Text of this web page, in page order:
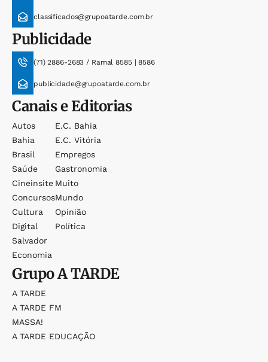
classificados@grupoatarde.com.br
Publicidade
(71) 2886-2683 / Ramal 8585 | 8586
publicidade@grupoatarde.com.br
Canais e Editorias
Autos
Bahia
Brasil
Saúde
Cineinsite
Concursos
Cultura
Digital
Salvador
Economia
E.c. Bahia
E.c. Vitória
Empregos
Gastronomia
Muito
Mundo
Opinião
Política
GrupoA TARDE
A TARDE
A TARDE FM
MASSA!
A TARDE EDUCAÇÃO